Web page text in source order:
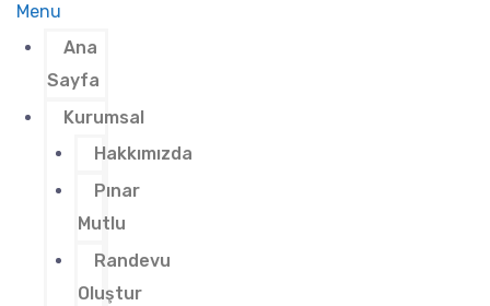
Menu
Ana
Sayfa
Kurumsal
Hakkımızda
Pınar
Mutlu
Randevu
Oluştur